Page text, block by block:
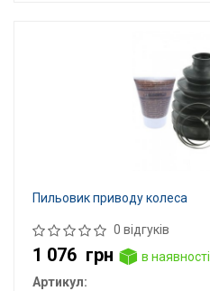
Пильовик приводу колеса
0 відгуків
1 076 грн
в наявності
Артикул: